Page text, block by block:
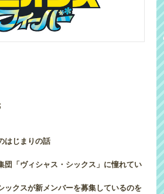
はじまりの話
団「ヴィシャス・シックス」に憧れてい
ックスが新メンバーを募集しているのを